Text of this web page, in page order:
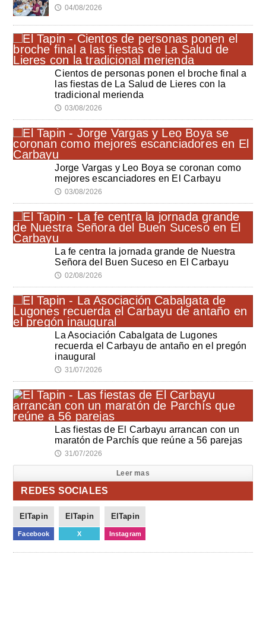
🕔 04/08/2026
Cientos de personas ponen el broche final a
las fiestas de La Salud de Lieres con la
tradicional merienda
🕔 03/08/2026
Jorge Vargas y Leo Boya se coronan como
mejores escanciadores en El Carbayu
🕔 03/08/2026
La fe centra la jornada grande de Nuestra
Señora del Buen Suceso en El Carbayu
🕔 02/08/2026
La Asociación Cabalgata de Lugones
recuerda el Carbayu de antaño en el pregón
inaugural
🕔 31/07/2026
Las fiestas de El Carbayu arrancan con un
maratón de Parchís que reúne a 56 parejas
🕔 31/07/2026
Leer mas
REDES SOCIALES
ElTapin
Facebook
ElTapin
X
ElTapin
Instagram